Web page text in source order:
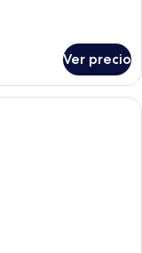
Ver precio
de hotel con dos camas,